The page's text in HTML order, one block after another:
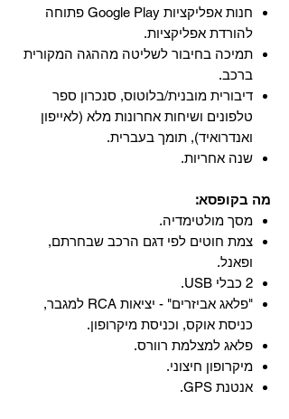
‏חנות אפליקציות Google Play פתוחה
להורדת אפליקציות.
‏תמיכה בחיבור לשליטה מההגה המקורית
ברכב.
‏דיבורית מובנית/בלוטוס, ‏סנכרון ספר
טלפונים ושיחות אחרונות מלא (לאייפון
ואנדרואיד), תומך בעברית.
שנה אחריות.
מה בקופסא:
מסך מולטימדיה.
צמת חוטים לפי דגם הרכב שבחרתם,
ופאנל.
2 כבלי USB.
"פלאג אביזרים" - יציאות RCA למגבר,
כניסת אוקס, וכניסת מיקרופון.
פלאג למצלמת רוורס.
מיקרופון חיצוני.
אנטנת GPS.